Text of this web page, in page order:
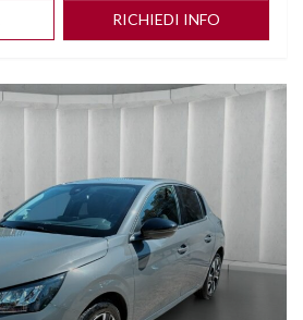
RICHIEDI INFO